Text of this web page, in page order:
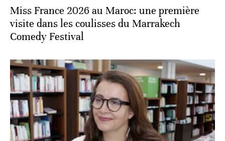
Miss France 2026 au Maroc: une première
visite dans les coulisses du Marrakech
Comedy Festival